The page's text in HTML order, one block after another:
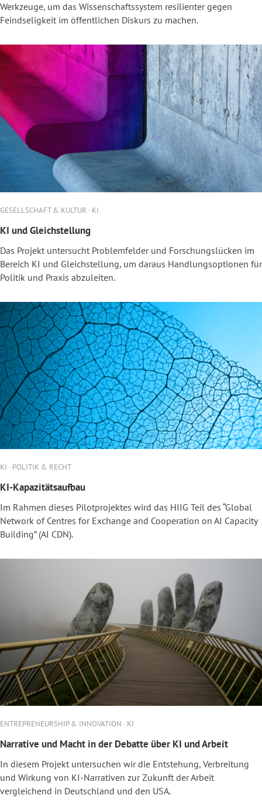
Werkzeuge, um das Wissenschaftssystem resilienter gegen
Feindseligkeit im öffentlichen Diskurs zu machen.
GESELLSCHAFT & KULTUR · KI
KI und Gleichstellung
Das Projekt untersucht Problemfelder und Forschungslücken im
Bereich KI und Gleichstellung, um daraus Handlungsoptionen für
Politik und Praxis abzuleiten.
KI · POLITIK & RECHT
KI-Kapazitätsaufbau
Im Rahmen dieses Pilotprojektes wird das HIIG Teil des “Global
Network of Centres for Exchange and Cooperation on AI Capacity
Building” (AI CDN).
ENTREPRENEURSHIP & INNOVATION · KI
Narrative und Macht in der Debatte über KI und Arbeit
In diesem Projekt untersuchen wir die Entstehung, Verbreitung
und Wirkung von KI-Narrativen zur Zukunft der Arbeit
vergleichend in Deutschland und den USA.